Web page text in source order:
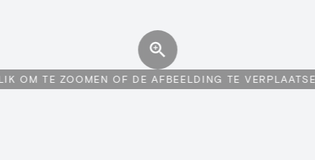
OM TE ZOOMEN OF DE AFBEELDING TE